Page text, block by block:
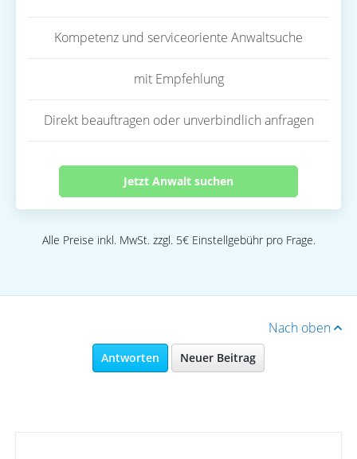
Kompetenz und serviceoriente Anwaltsuche
mit Empfehlung
Direkt beauftragen oder unverbindlich anfragen
Jetzt Anwalt suchen
Alle Preise inkl. MwSt. zzgl. 5€ Einstellgebühr pro Frage.
Nach oben
Antworten Neuer Beitrag